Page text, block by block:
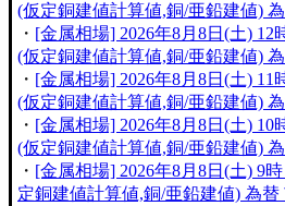
(仮定銅建値計算値,銅/亜鉛建値)
・ [金属相場] 2026年8月8日(土)
(仮定銅建値計算値,銅/亜鉛建値)
・ [金属相場] 2026年8月8日(土)
(仮定銅建値計算値,銅/亜鉛建値)
・ [金属相場] 2026年8月8日(土)
(仮定銅建値計算値,銅/亜鉛建値)
・ [金属相場] 2026年8月8日(土) 9
定銅建値計算値,銅/亜鉛建値) 為替